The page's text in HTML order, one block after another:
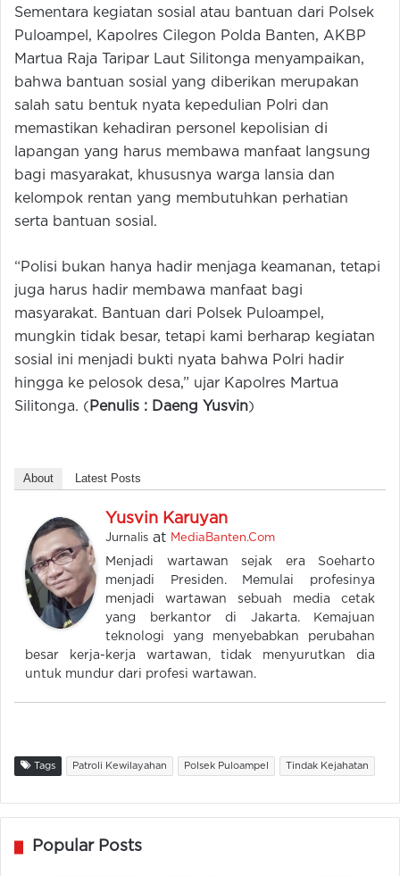
Sementara kegiatan sosial atau bantuan dari Polsek
Puloampel, Kapolres Cilegon Polda Banten, AKBP
Martua Raja Taripar Laut Silitonga menyampaikan,
bahwa bantuan sosial yang diberikan merupakan
salah satu bentuk nyata kepedulian Polri dan
memastikan kehadiran personel kepolisian di
lapangan yang harus membawa manfaat langsung
bagi masyarakat, khususnya warga lansia dan
kelompok rentan yang membutuhkan perhatian
serta bantuan sosial.
“Polisi bukan hanya hadir menjaga keamanan, tetapi
juga harus hadir membawa manfaat bagi
masyarakat. Bantuan dari Polsek Puloampel,
mungkin tidak besar, tetapi kami berharap kegiatan
sosial ini menjadi bukti nyata bahwa Polri hadir
hingga ke pelosok desa,” ujar Kapolres Martua
Silitonga. ( Penulis : Daeng Yusvin)
About Latest Posts
Yusvin Karuyan
Jurnalis at MediaBanten.Com
Menjadi wartawan sejak era Soeharto
menjadi Presiden. Memulai profesinya
menjadi wartawan sebuah media cetak
yang berkantor di Jakarta. Kemajuan
teknologi yang menyebabkan perubahan
besar kerja-kerja wartawan, tidak menyurutkan dia
untuk mundur dari profesi wartawan.
Tags Patroli Kewilayahan Polsek Puloampel Tindak Kejahatan
Popular Posts